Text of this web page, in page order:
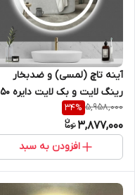
آینه تاچ (لمسی) و ضدبخار
رینگ لایت و بک لایت دایره 50
سانتیمتر ( گرد) مناسب جهت
روشویی سرویس بهداشتی و
بالای کنسول سری sm
5,958,000
34%
3,877,000
افزودن به سبد